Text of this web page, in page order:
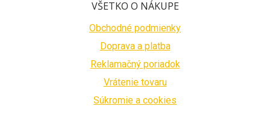
VŠETKO O NÁKUPE
Obchodné podmienky
Doprava a platba
Reklamačný poriadok
Vrátenie tovaru
Súkromie a cookies